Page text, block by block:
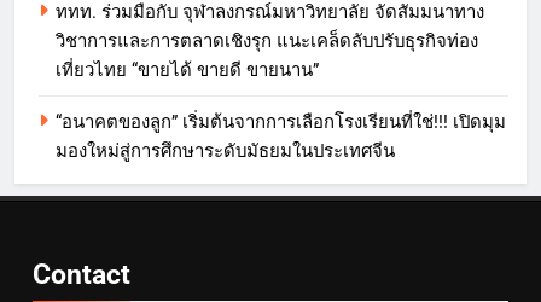
ททท. ร่วมมือกับ จุฬาลงกรณ์มหาวิทยาลัย จัดสัมมนาทาง
วิชาการและการตลาดเชิงรุก แนะเคล็ดลับปรับธุรกิจท่อง
เที่ยวไทย “ขายได้ ขายดี ขายนาน”
“อนาคตของลูก” เริ่มต้นจากการเลือกโรงเรียนที่ใช่!!! เปิดมุม
มองใหม่สู่การศึกษาระดับมัธยมในประเทศจีน
Contact